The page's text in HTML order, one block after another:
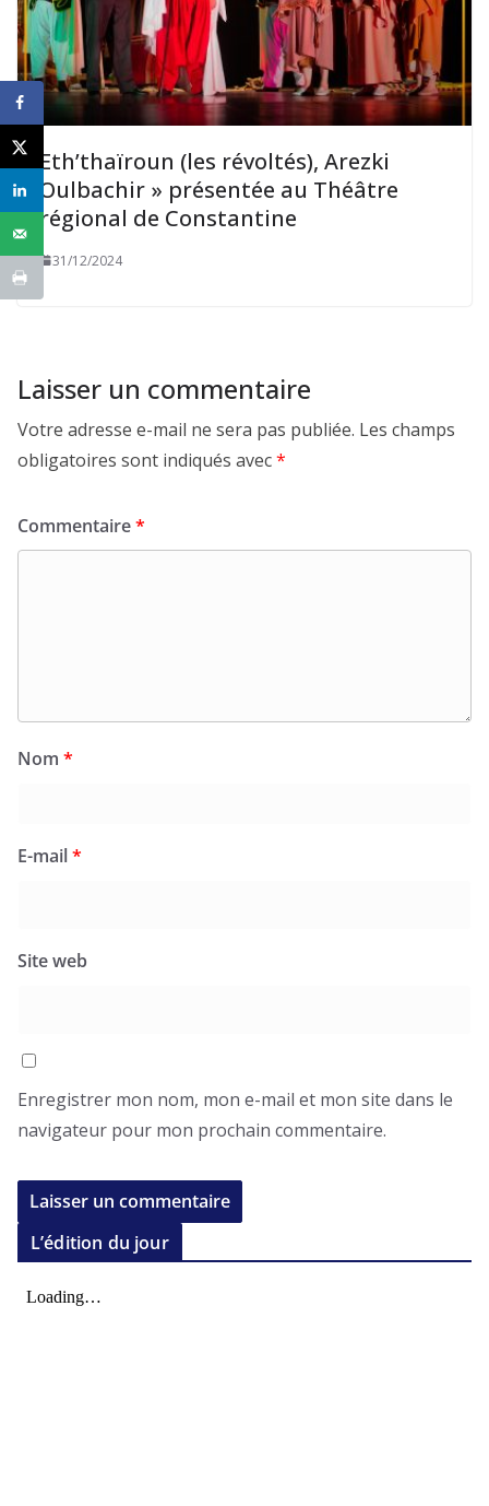
Eth’thaïroun (les révoltés), Arezki
Oulbachir » présentée au Théâtre
régional de Constantine
31/12/2024
Laisser un commentaire
Votre adresse e-mail ne sera pas publiée. Les champs
obligatoires sont indiqués avec*
Commentaire*
Nom *
E-mail*
Site web
Enregistrer mon nom, mon e-mail et mon site dans le
navigateur pour mon prochain commentaire.
L’édition du jour